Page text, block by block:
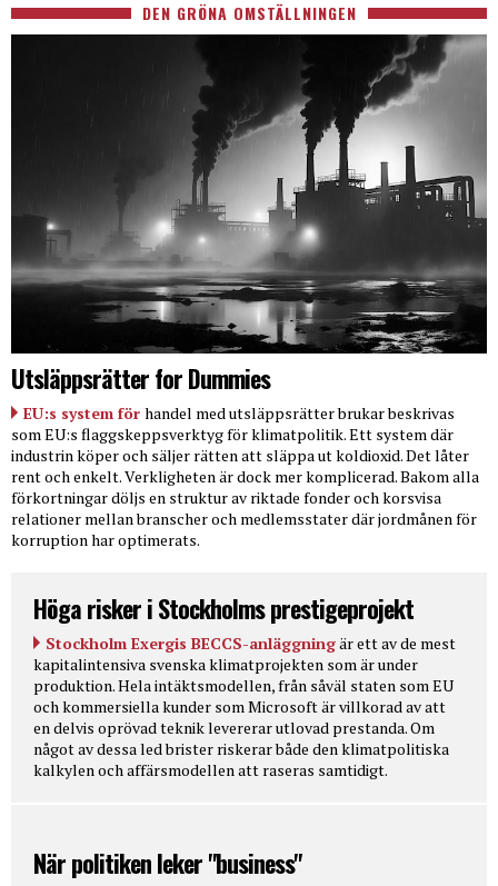
DEN GRÖNA OMSTÄLLNINGEN
Utsläppsrätter for Dummies
EU:s system för handel med utsläppsrätter brukar beskrivas
som EU:s flaggskeppsverktyg för klimatpolitik. Ett system där
industrin köper och säljer rätten att släppa ut koldioxid. Det låter
rent och enkelt. Verkligheten är dock mer komplicerad. Bakom alla
förkortningar döljs en struktur av riktade fonder och korsvisa
relationer mellan branscher och medlemsstater där jordmånen för
korruption har optimerats.
Höga risker i Stockholms prestigeprojekt
Stockholm Exergis BECCS-anläggningär ett av de mest
kapitalintensiva svenska klimatprojekten som är under
produktion. Hela intäktsmodellen, från såväl staten som EU
och kommersiella kunder som Microsoft är villkorad av att
en delvis oprövad teknik levererar utlovad prestanda. Om
något av dessa led brister riskerar både den klimatpolitiska
kalkylen och affärsmodellen att raseras samtidigt.
När politiken leker "business"